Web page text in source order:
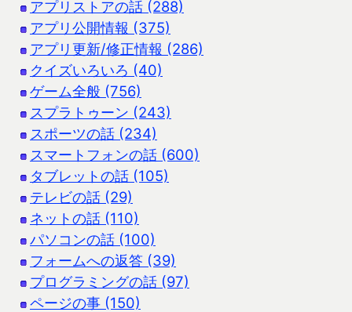
アプリストアの話 (288)
アプリ公開情報 (375)
アプリ更新/修正情報 (286)
クイズいろいろ (40)
ゲーム全般 (756)
スプラトゥーン (243)
スポーツの話 (234)
スマートフォンの話 (600)
タブレットの話 (105)
テレビの話 (29)
ネットの話 (110)
パソコンの話 (100)
フォームへの返答 (39)
プログラミングの話 (97)
ページの事 (150)